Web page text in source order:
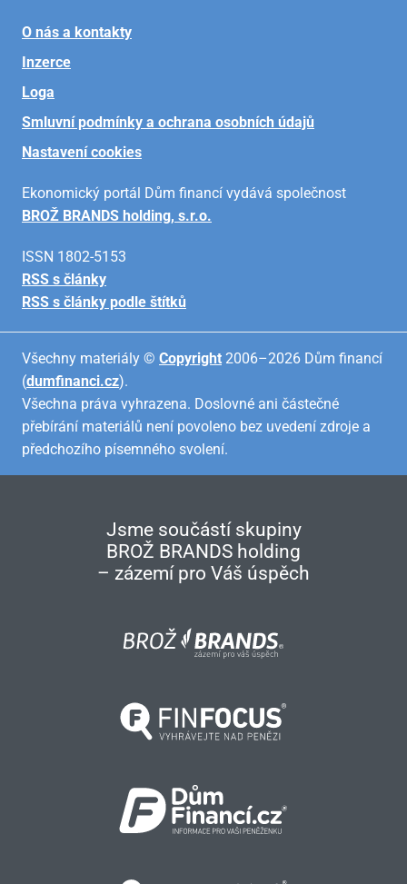
O nás a kontakty
Inzerce
Loga
Smluvní podmínky a ochrana osobních údajů
Nastavení cookies
Ekonomický portál Dům financí vydává společnost
BROŽ BRANDS holding, s.r.o.
ISSN 1802-5153
RSS s články
RSS s články podle štítků
Všechny materiály © Copyright 2006–2026 Dům financí
(dumfinanci.cz).
Všechna práva vyhrazena. Doslovné ani částečné
přebírání materiálů není povoleno bez uvedení zdroje a
předchozího písemného svolení.
Jsme součástí skupiny
BROŽ BRANDS holding
– zázemí pro Váš úspěch